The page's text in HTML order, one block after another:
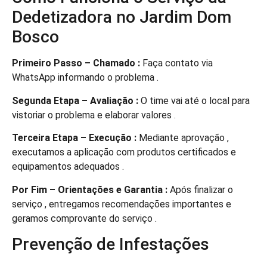
Dedetizadora no Jardim Dom
Bosco
Primeiro Passo – Chamado : Faça contato via
WhatsApp informando o problema .
Segunda Etapa – Avaliação : O time vai até o local para
vistoriar o problema e elaborar valores .
Terceira Etapa – Execução : Mediante aprovação ,
executamos a aplicação com produtos certificados e
equipamentos adequados .
Por Fim – Orientações e Garantia : Após finalizar o
serviço , entregamos recomendações importantes e
geramos comprovante do serviço .
Prevenção de Infestações